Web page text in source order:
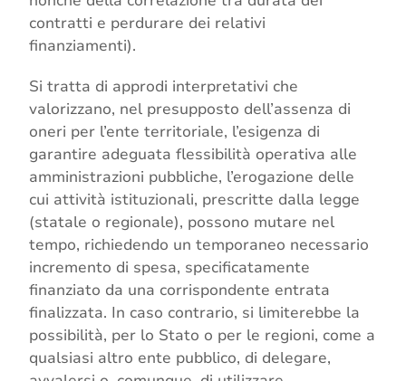
contratti e perdurare dei relativi
finanziamenti).
Si tratta di approdi interpretativi che
valorizzano, nel presupposto dell’assenza di
oneri per l’ente territoriale, l’esigenza di
garantire adeguata flessibilità operativa alle
amministrazioni pubbliche, l’erogazione delle
cui attività istituzionali, prescritte dalla legge
(statale o regionale), possono mutare nel
tempo, richiedendo un temporaneo necessario
incremento di spesa, specificatamente
finanziato da una corrispondente entrata
finalizzata. In caso contrario, si limiterebbe la
possibilità, per lo Stato o per le regioni, come a
qualsiasi altro ente pubblico, di delegare,